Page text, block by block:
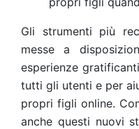
Gli strumenti più
messe a
esperienze
tutti gli utenti e per
propri figli online.
anche questi nuovi